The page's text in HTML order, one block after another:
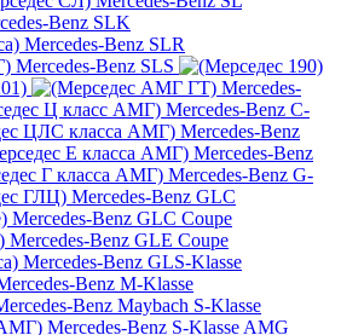
Benz SLK
Mercedes-Benz SLR
Mercedes-Benz SLS
Mercedes-
Mercedes-Benz C-
Mercedes-Benz
Mercedes-Benz
Mercedes-Benz G-
Mercedes-Benz GLC
Mercedes-Benz GLC Coupe
Mercedes-Benz GLE Coupe
Mercedes-Benz GLS-Klasse
Benz M-Klasse
Benz Maybach S-Klasse
Mercedes-Benz S-Klasse AMG